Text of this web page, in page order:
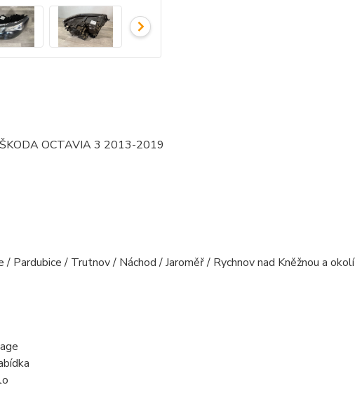
OCTAVIA 3 2013-2019
/ Pardubice / Trutnov / Náchod / Jaroměř / Rychnov nad Kněžnou a okolí